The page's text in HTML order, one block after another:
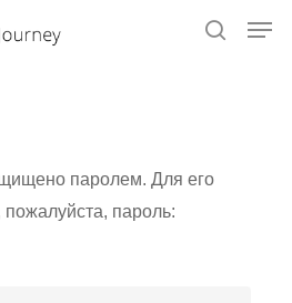
паролем. Для его
пароль: